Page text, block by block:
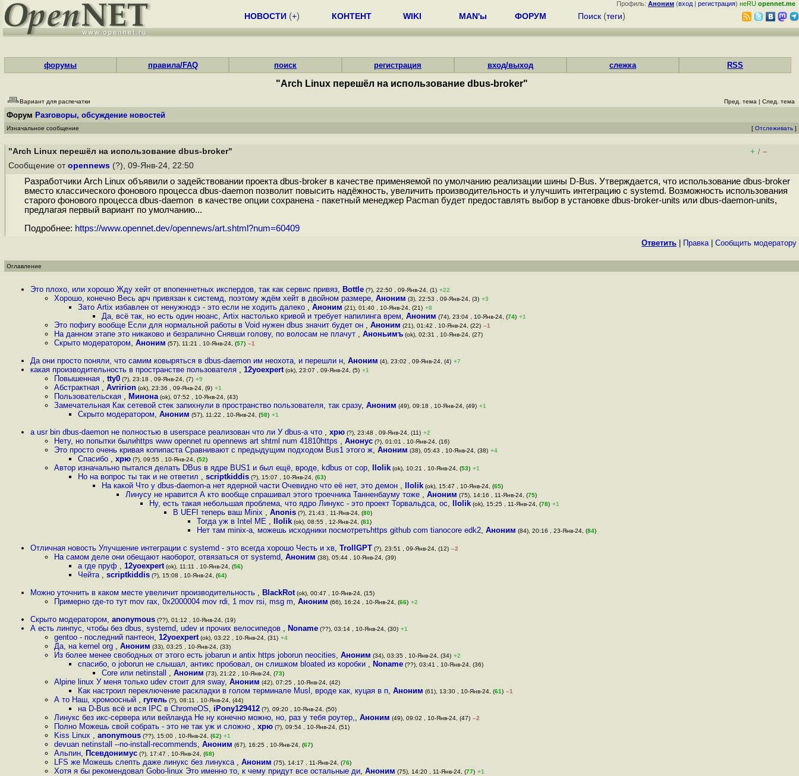
Профиль: Аноним (вход | регистрация) неRU opennet.me
НОВОСТИ (+) КОНТЕНТ WIKI MAN'ы ФОРУМ Поиск (теги)
форумы правила/FAQ поиск регистрация вход/выход слежка RSS
"Arch Linux перешёл на использование dbus-broker"
Вариант для распечатки Пред. тема | След. тема
Форум Разговоры, обсуждение новостей
Изначальное сообщение [ Отслеживать ]
"Arch Linux перешёл на использование dbus-broker" + / –
Сообщение от opennews (?), 09-Янв-24, 22:50
Разработчики Arch Linux объявили о задействовании проекта dbus-broker в качестве применяемой по умолчанию реализации шины D-Bus. Утверждается, что использование dbus-broker
вместо классического фонового процесса dbus-daemon позволит повысить надёжность, увеличить производительность и улучшить интеграцию с systemd. Возможность использования
старого фонового процесса dbus-daemon в качестве опции сохранена - пакетный менеджер Pacman будет предоставлять выбор в установке dbus-broker-units или dbus-daemon-units,
предлагая первый вариант по умолчанию...
Подробнее: https://www.opennet.dev/opennews/art.shtml?num=60409
Ответить Правка| Cообщить модератору
Оглавление
Это плохо, или хорошо Жду хейт от впопеннетных икспердов, так как сервис привяз, Bottle (?), 22:50 , 09-Янв-24, (1) +22
Хорошо, конечно Весь арч привязан к системд, поэтому ждём хейт в двойном размере, Аноним (3), 22:53 , 09-Янв-24, (3) +3
Зато Artix избавлен от ненужнодэ - это если не ходить далеко , Аноним (21), 01:40 , 10-Янв-24, (21) +8
Да, всё так, но есть один нюанс, Artix настолько кривой и требует напилинга врем, Аноним (74), 23:04 , 10-Янв-24, (74) +1
Это пофигу вообще Если для нормальной работы в Void нужен dbus значит будет он , Аноним (21), 01:42 , 10-Янв-24, (22) –1
На данном этапе это никаково и безралично Снявши голову, по волосам не плачут , Аноньимъ (ok), 02:31 , 10-Янв-24, (27)
Скрыто модератором, Аноним (57), 11:21 , 10-Янв-24, (57) –1
Да они просто поняли, что самим ковыряться в dbus-daemon им неохота, и перешли н, Аноним (4), 23:02 , 09-Янв-24, (4) +7
какая производительность в пространстве пользователя , 12yoexpert (ok), 23:07 , 09-Янв-24, (5) +1
Повышенная , tty0 (?), 23:18 , 09-Янв-24, (7) +9
Абстрактная , Avririon (ok), 23:36 , 09-Янв-24, (9) +1
Пользовательская , Минона (ok), 07:52 , 10-Янв-24, (43)
Замечательная Как сетевой стек запихнули в пространство пользователя, так сразу, Аноним (49), 09:18 , 10-Янв-24, (49) +1
Скрыто модератором, Аноним (57), 11:22 , 10-Янв-24, (58) +1
а usr bin dbus-daemon не полностью в userspace реализован что ли У dbus-а что , хрю (?), 23:48 , 09-Янв-24, (11) +2
Нету, но попытки былиhttps www opennet ru opennews art shtml num 41810https , Анонус (?), 01:01 , 10-Янв-24, (16)
Это просто очень кривая копипаста Cравнивают с предыдущим подходом Bus1 этого ж, Аноним (38), 05:43 , 10-Янв-24, (38) +4
Спасибо , хрю (?), 09:55 , 10-Янв-24, (52)
Автор изначально пытался делать DBus в ядре BUS1 и был ещё, вроде, kdbus от сор, llolik (ok), 10:21 , 10-Янв-24, (53) +1
Но на вопрос ты так и не ответил , scriptkiddis (?), 15:07 , 10-Янв-24, (63)
На какой Что у dbus-daemon-а нет ядерной части Очевидно что её нет, это демон , llolik (ok), 15:47 , 10-Янв-24, (65)
Линусу не нравится А кто вообще спрашивал этого троечника Танненбауму тоже , Аноним (75), 14:16 , 11-Янв-24, (75)
Ну, есть такая небольшая проблема, что ядро Линукс - это проект Торвальдса, ос, llolik (ok), 15:25 , 11-Янв-24, (78) +1
В UEFI теперь ваш Minix , Anonis (?), 21:43 , 11-Янв-24, (80)
Тогда уж в Intel ME , llolik (ok), 08:55 , 12-Янв-24, (81)
Нет там minix-а, можешь исходники посмотретьhttps github com tianocore edk2, Аноним (84), 20:16 , 23-Янв-24, (84)
Отличная новость Улучшение интеграции с systemd - это всегда хорошо Честь и хв, TrollGPT (?), 23:51 , 09-Янв-24, (12) –2
На самом деле они обещают наоборот, отвязаться от systemd, Аноним (38), 05:44 , 10-Янв-24, (39)
а где пруф , 12yoexpert (ok), 11:11 , 10-Янв-24, (56)
Чейта , scriptkiddis (?), 15:08 , 10-Янв-24, (64)
Можно уточнить в каком месте увеличит производительность , BlackRot (ok), 00:47 , 10-Янв-24, (15)
Примерно где-то тут mov rax, 0x2000004 mov rdi, 1 mov rsi, msg m, Аноним (66), 16:24 , 10-Янв-24, (66) +2
Скрыто модератором, anonymous (??), 01:12 , 10-Янв-24, (19)
А есть линпус, чтобы без dbus, systemd, udev и прочих велосипедов , Noname (??), 03:14 , 10-Янв-24, (30) +1
gentoo - последний пантеон, 12yoexpert (ok), 03:22 , 10-Янв-24, (31) +4
Да, на kernel org , Аноним (33), 03:25 , 10-Янв-24, (33)
Из более менее свободных от этого есть jobarun и antix https joborun neocities, Аноним (34), 03:35 , 10-Янв-24, (34) +2
спасибо, о joborun не слышал, антикс пробовал, он слишком bloated из коробки , Noname (??), 03:41 , 10-Янв-24, (36)
Core или netinstall , Аноним (73), 21:22 , 10-Янв-24, (73)
Alpine linux У меня только udev стоит для sway, Аноним (42), 07:25 , 10-Янв-24, (42)
Как настроил переключение раскладки в голом терминале Musl, вроде как, куцая в п, Аноним (61), 13:30 , 10-Янв-24, (61) –1
А то Наш, хромоосный , гугель (?), 08:11 , 10-Янв-24, (44)
на D-Bus всё и вся IPC в ChromeOS, iPony129412 (?), 09:20 , 10-Янв-24, (50)
Линукс без икс-сервера или вейланда Не ну конечно можно, но, раз у тебя роутер,, Аноним (49), 09:02 , 10-Янв-24, (47) –2
Полно Можешь свой собрать - это не так уж и сложно , хрю (?), 09:54 , 10-Янв-24, (51)
Kiss Linux , anonymous (??), 15:00 , 10-Янв-24, (62) +1
devuan netinstall --no-install-recommends, Аноним (67), 16:25 , 10-Янв-24, (67)
Альпин, Псевдонимус (?), 17:47 , 10-Янв-24, (68)
LFS же Можешь слепть даже линукс без линукса , Аноним (75), 14:17 , 11-Янв-24, (76)
Хотя я бы рекомендовал Gobo-linux Это именно то, к чему придут все остальные ди, Аноним (75), 14:20 , 11-Янв-24, (77) +1